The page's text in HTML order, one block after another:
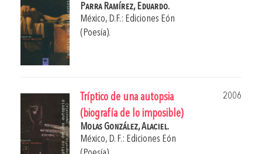
Parra Ramírez, Eduardo.
México, D.F.: Ediciones Eón
(Poesía).
Tríptico de una autopsia
(biografía de lo imposible)
2006
Molas González, Alaciel.
México, D. F.: Ediciones Eón